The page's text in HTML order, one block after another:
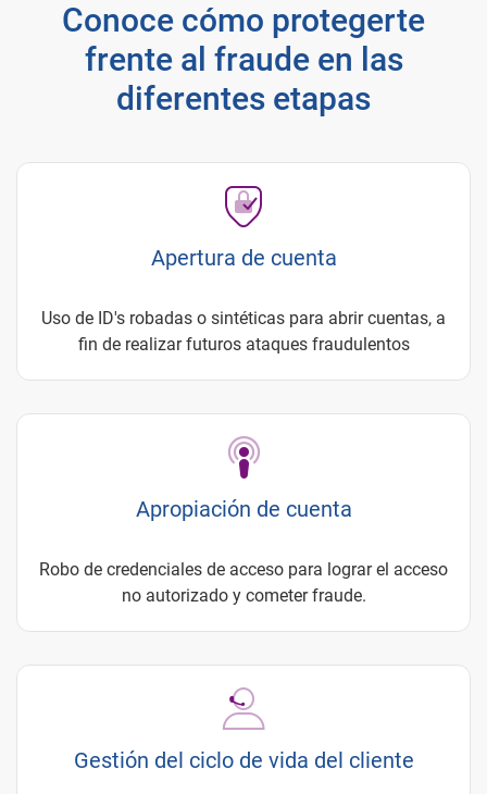
Conoce cómo protegerte
frente al fraude en las
diferentes etapas
Apertura de cuenta
Uso de ID's robadas o sintéticas para abrir cuentas, a
fin de realizar futuros ataques fraudulentos
Apropiación de cuenta
Robo de credenciales de acceso para lograr el acceso
no autorizado y cometer fraude.
Gestión del ciclo de vida del cliente